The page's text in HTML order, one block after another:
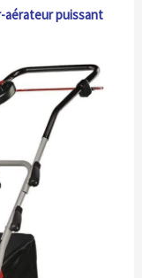
aérateur puissant